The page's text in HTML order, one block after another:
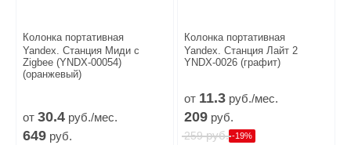
Колонка портативная
Yandex. Станция Миди с
Zigbee (YNDX-00054)
(оранжевый)
от 30.4 руб./мес.
649 руб.
Колонка портативная
Yandex. Станция Лайт 2
YNDX-0026 (графит)
от 11.3 руб./мес.
209 руб.
259руб. -19%